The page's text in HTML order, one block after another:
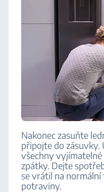
Nakonec zasuňte
připojte do zásuvky.
všechny
zpátky. Dejte
se vrátil na
potraviny.